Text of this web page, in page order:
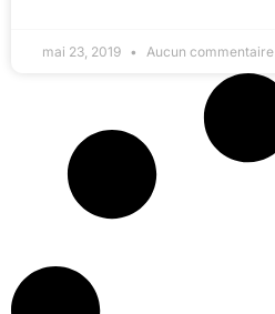
mai 23, 2019 Aucun commentaire